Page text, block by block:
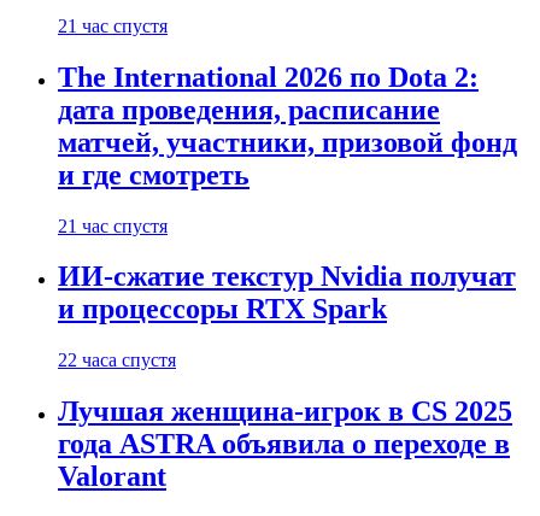
21 час спустя
The International 2026 по Dota 2:
дата проведения, расписание
матчей, участники, призовой фонд
и где смотреть
21 час спустя
ИИ-сжатие текстур Nvidia получат
и процессоры RTX Spark
22 часа спустя
Лучшая женщина-игрок в CS 2025
года ASTRA объявила о переходе в
Valorant